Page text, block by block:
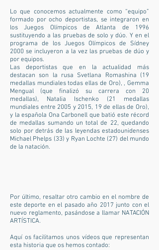
Lo que conocemos actualmente como “equipo”
formado por ocho deportistas, se integraron en
los Juegos Olímpicos de Atlanta de 1996
sustituyendo a las pruebas de solo y dúo. Y en el
programa de los Juegos Olímpicos de Sídney
2000 se incluyeron a la vez las pruebas de dúo y
por equipos.
Las deportistas que en la actualidad más
destacan son la rusa Svetlana Romashina (19
medallas mundiales todas ellas de Oro), , Gemma
Mengual (que finalizó su carrera con 20
medallas), Natalia Ischenko (21 medallas
mundiales entre 2005 y 2015, 19 de ellas de Oro),
y la española Ona Carbonell que batió este récord
de medallas sumando un total de 22, quedando
solo por detrás de las leyendas estadounidenses
Michael Phelps (33) y Ryan Lochte (27) del mundo
de la natación.
Por último, resaltar otro cambio en el nombre de
este deporte en el pasado año 2017 junto con el
nuevo reglamento, pasándose a llamar NATACIÓN
ARTÍSTICA.
Aquí os facilitamos unos vídeos que representan
esta historia que os hemos contado: